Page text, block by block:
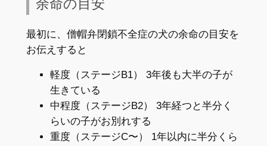
余命の目安
最初に、僧帽弁閉鎖不全症の犬の余命の目安を
お伝えすると
軽度（ステージB1） 3年後も大半の子が
生きている
中程度（ステージB2） 3年経つと半分く
らいの子がお別れする
重度（ステージC〜） 1年以内に半分くら